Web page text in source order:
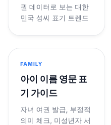
권 데이터로 보는 대한
민국 성씨 표기 트렌드
FAMILY
아이 이름 영문 표
기 가이드
자녀 여권 발급, 부정적
의미 체크, 미성년자 서